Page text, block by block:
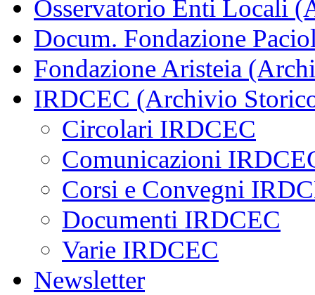
Osservatorio Enti Locali
Docum. Fondazione
Fondazione Aristeia
IRDCEC (Archivio
Circolari IRDCEC
Comunicazioni
Corsi e Convegni
Documenti IRDCEC
Varie IRDCEC
Newsletter